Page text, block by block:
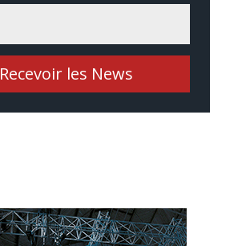
Recevoir les News